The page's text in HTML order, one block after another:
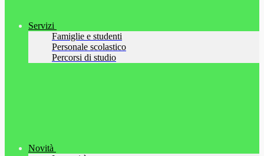
Servizi
Famiglie e studenti
Personale scolastico
Percorsi di studio
Novità